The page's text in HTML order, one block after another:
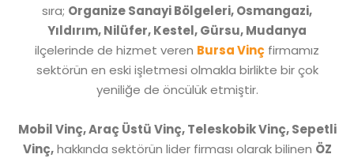
sıra; Organize Sanayi Bölgeleri, Osmangazi,
Yıldırım, Nilüfer, Kestel, Gürsu, Mudanya
ilçelerinde de hizmet veren Bursa Vinç firmamız
sektörün en eski işletmesi olmakla birlikte bir çok
yeniliğe de öncülük etmiştir.
Mobil Vinç, Araç Üstü Vinç, Teleskobik Vinç, Sepetli
Vinç,hakkında sektörün lider firması olarak bilinen ÖZ